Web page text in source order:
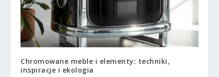
Chromowane meble i elementy: techniki,
inspiracje i ekologia